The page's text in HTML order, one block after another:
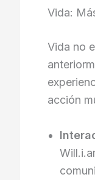
Vida:
Vida no
acción